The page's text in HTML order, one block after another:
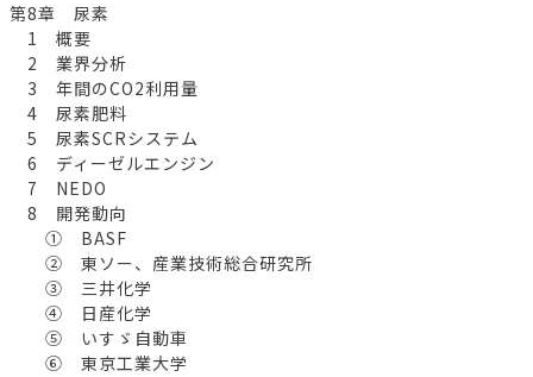
第8章 尿素
1 概要
2 業界分析
3 年間のCO2利用量
4 尿素肥料
5 尿素SCRシステム
6 ディーゼルエンジン
7 NEDO
8 開発動向
① BASF
② 東ソー、産業技術総合研究所
③ 三井化学
④ 日産化学
⑤ いすゞ自動車
⑥ 東京工業大学